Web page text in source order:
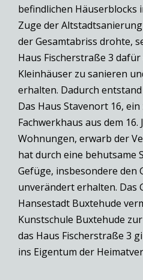
befindlichen Häuserblocks
Zuge der
der Gesamtabriss drohte,
Haus Fischerstraße 3
Kleinhäuser zu sanieren
erhalten. Dadurch
Das Haus Stavenort 16,
Fachwerkhaus aus dem 16.
Wohnungen, erwarb der
hat durch eine behutsame
Gefüge, insbesondere den
unverändert erhalten. Das
Hansestadt Buxtehude
Kunstschule Buxtehude
das Haus Fischerstraße 3
ins Eigentum der